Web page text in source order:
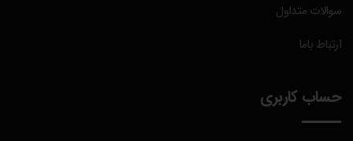
سوالات متداول
ارتباط باما
حساب کاربری